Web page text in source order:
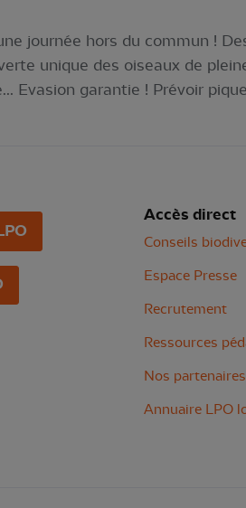
journée hors du commun !
unique des oiseaux de
Evasion garantie ! Prévoir
Accès direct
Conseils
Espace Presse
Recrutement
Ressources
Nos partenaires
Annuaire LPO